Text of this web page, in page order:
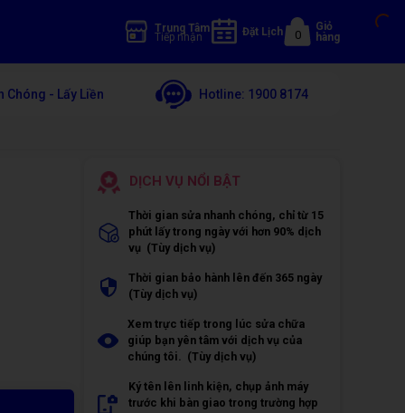
Trung Tâm
Tiếp nhận Đặt Lịch 0
Giỏ
hàng
Chóng - Lấy Liền Hotline: 1900 8174
DỊCH VỤ NỔI BẬT
Thời gian sửa nhanh chóng, chỉ từ 15
phút lấy trong ngày với hơn 90% dịch
vụ (Tùy dịch vụ)
Thời gian bảo hành lên đến 365 ngày
(Tùy dịch vụ)
Xem trực tiếp trong lúc sửa chữa
giúp bạn yên tâm với dịch vụ của
chúng tôi. (Tùy dịch vụ)
Ký tên lên linh kiện, chụp ảnh máy
trước khi bàn giao trong trường hợp